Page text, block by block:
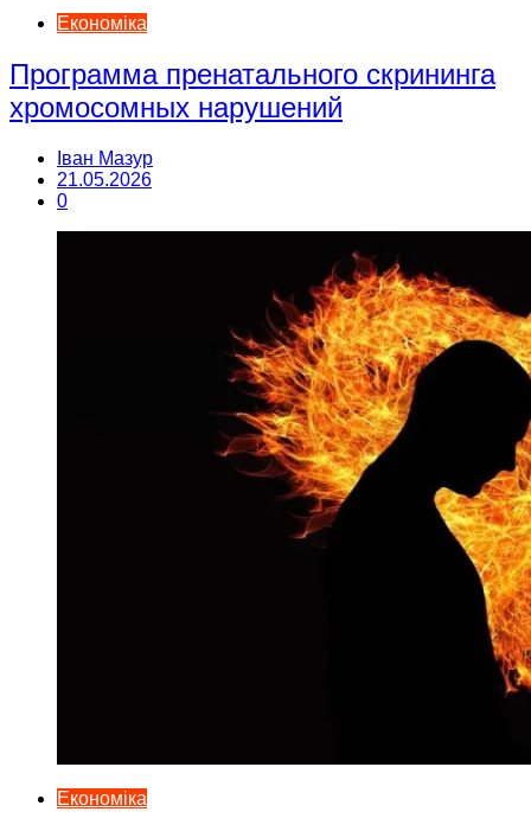
Економіка
Программа пренатального скрининга
хромосомных нарушений
Іван Мазур
21.05.2026
0
Економіка